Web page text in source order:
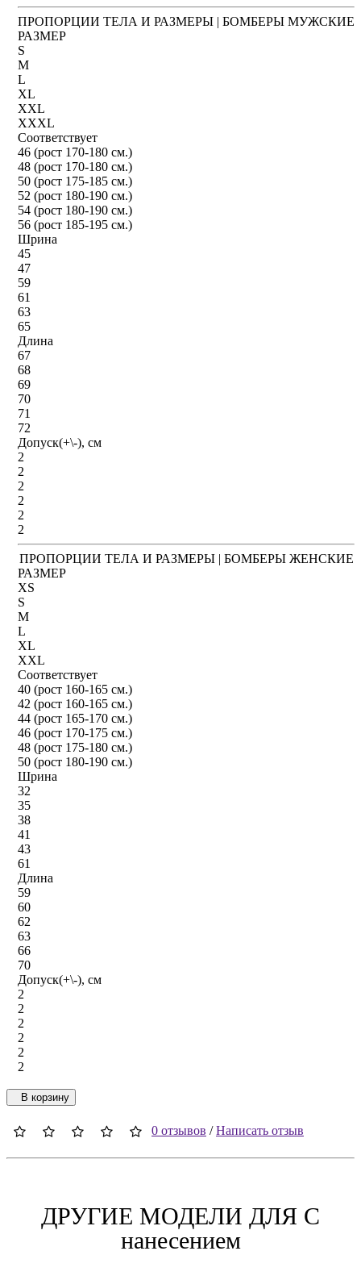
ПРОПОРЦИИ ТЕЛА И РАЗМЕРЫ | БОМБЕРЫ МУЖСКИЕ
РАЗМЕР
S
M
L
XL
XXL
XXXL
Соответствует
46 (рост 170-180 см.)
48 (рост 170-180 см.)
50 (рост 175-185 см.)
52 (рост 180-190 см.)
54 (рост 180-190 см.)
56 (рост 185-195 см.)
Шрина
45
47
59
61
63
65
Длина
67
68
69
70
71
72
Допуск(+\-), см
2
2
2
2
2
2
ПРОПОРЦИИ ТЕЛА И РАЗМЕРЫ | БОМБЕРЫ ЖЕНСКИЕ
РАЗМЕР
XS
S
M
L
XL
XXL
Соответствует
40 (рост 160-165 см.)
42 (рост 160-165 см.)
44 (рост 165-170 см.)
46 (рост 170-175 см.)
48 (рост 175-180 см.)
50 (рост 180-190 см.)
Шрина
32
35
38
41
43
61
Длина
59
60
62
63
66
70
Допуск(+\-), см
2
2
2
2
2
2
В корзину
0 отзывов /Написать отзыв
ДРУГИЕ МОДЕЛИ ДЛЯ C
нанесением